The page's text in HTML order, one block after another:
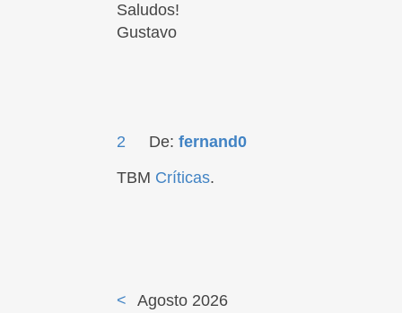
Saludos!
Gustavo
2 De: fernand0
TBM Críticas.
<
Agosto 2026